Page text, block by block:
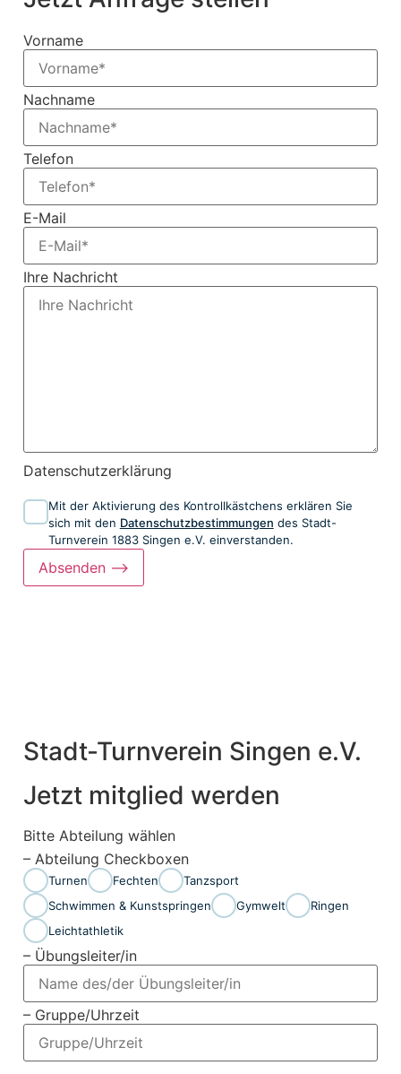
Vorname
Nachname
Telefon
E-Mail
Ihre Nachricht
Datenschutzerklärung
Mit der Aktivierung des Kontrollkästchens erklären Sie
sich mit den Datenschutzbestimmungen des Stadt-
Turnverein 1883 Singen e.V. einverstanden.
Absenden ⟶
Stadt-Turnverein Singen e.V.
Jetzt mitglied werden
Bitte Abteilung wählen
– Abteilung Checkboxen
Turnen Fechten
Tanzsport
Schwimmen & Kunstspringen
Gymwelt
Ringen
Leichtathletik
– Übungsleiter/in
– Gruppe/Uhrzeit